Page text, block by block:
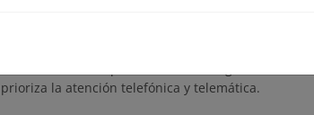
Como medida de prevención de riesgos frente a
prioriza la atención telefónica y telemática.